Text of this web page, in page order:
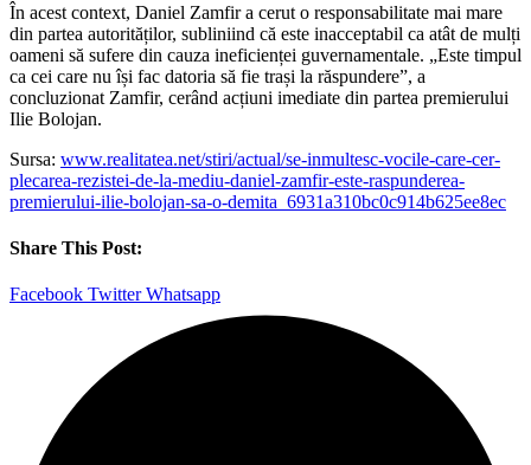
În acest context, Daniel Zamfir a cerut o responsabilitate mai mare
din partea autorităților, subliniind că este inacceptabil ca atât de mulți
oameni să sufere din cauza ineficienței guvernamentale. „Este timpul
ca cei care nu își fac datoria să fie trași la răspundere”, a
concluzionat Zamfir, cerând acțiuni imediate din partea premierului
Ilie Bolojan.
Sursa: www.realitatea.net/stiri/actual/se-inmultesc-vocile-care-cer-
plecarea-rezistei-de-la-mediu-daniel-zamfir-este-raspunderea-
premierului-ilie-bolojan-sa-o-demita_6931a310bc0c914b625ee8ec
Share This Post:
Facebook Twitter Whatsapp